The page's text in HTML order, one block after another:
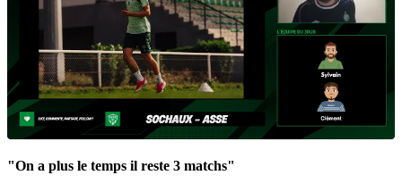
"On a plus le temps il reste 3 matchs"